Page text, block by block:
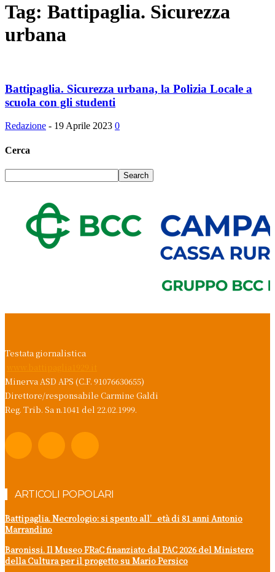
Tag: Battipaglia. Sicurezza
urbana
Battipaglia. Sicurezza urbana, la Polizia Locale a
scuola con gli studenti
Redazione - 19 Aprile 2023 0
Cerca
Testata giornalistica
Minerva ASD APS (C.F. 91076630655)
Direttore/responsabile Carmine Galdi
Reg. Trib. Sa n.1041 del 22.02.1999.
ARTICOLI POPOLARI
Battipaglia. Necrologio: si spento all’età di 81 anni Antonio
Marrandino
Baronissi. Il Museo FRaC finanziato dal PAC 2026 del Ministero
della Cultura per il progetto su Mario Persico